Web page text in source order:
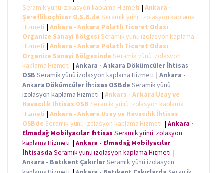
Seramik yünü izolasyon kaplama Hizmeti | Ankara -
Şereflikoçhisar O.S.B.de Seramik yünü izolasyon kaplama
Hizmeti | Ankara - Ankara Polatlı Ticaret Odası
Organize Sanayi Bölgesi Seramik yünü izolasyon kaplama
Hizmeti | Ankara - Ankara Polatlı Ticaret Odası
Organize Sanayi Bölgesinde Seramik yünü izolasyon
kaplama Hizmeti | Ankara - Ankara Dökümcüler İhtisas
OSB Seramik yünü izolasyon kaplama Hizmeti | Ankara -
Ankara Dökümcüler İhtisas OSBde Seramik yünü
izolasyon kaplama Hizmeti | Ankara - Ankara Uzay ve
Havacılık İhtisas OSB Seramik yünü izolasyon kaplama
Hizmeti | Ankara - Ankara Uzay ve Havacılık İhtisas
OSBde Seramik yünü izolasyon kaplama Hizmeti | Ankara -
Elmadağ Mobilyacılar İhtisas Seramik yünü izolasyon
kaplama Hizmeti | Ankara - Elmadağ Mobilyacılar
İhtisasda Seramik yünü izolasyon kaplama Hizmeti |
Ankara - Batıkent ÇakırlarSeramik yünü izolasyon